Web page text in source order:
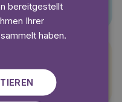
bereitgestellt
Ihrer
haben.